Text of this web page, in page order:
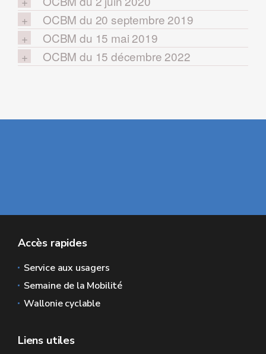
OCBM du 20 septembre 2019
OCBM du 15 mai 2019
OCBM du 15 décembre 2022
Accès rapides
Service aux usagers
Semaine de la Mobilité
Wallonie cyclable
Liens utiles